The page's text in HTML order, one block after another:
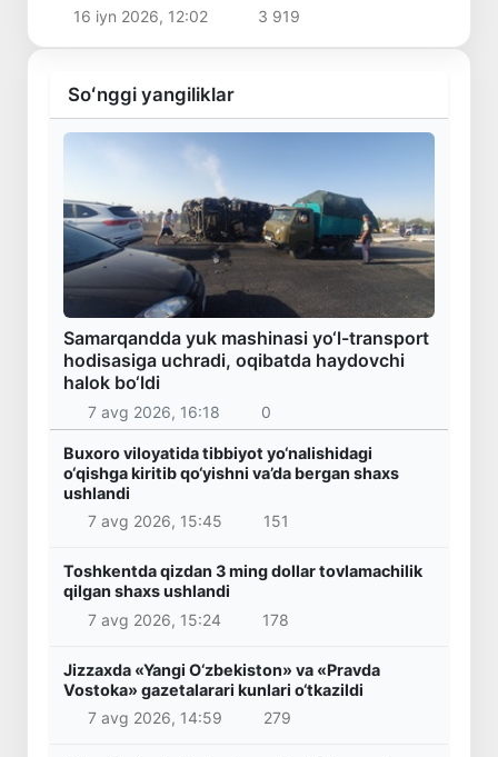
16 iyn 2026, 12:02 3 919
Soʻnggi yangiliklar
Samarqandda yuk mashinasi yo‘l-transport
hodisasiga uchradi, oqibatda haydovchi
halok bo‘ldi
7 avg 2026, 16:18 0
Buxoro viloyatida tibbiyot yo‘nalishidagi
o‘qishga kiritib qo‘yishni va’da bergan shaxs
ushlandi
7 avg 2026, 15:45
151
Toshkentda qizdan 3 ming dollar tovlamachilik
qilgan shaxs ushlandi
7 avg 2026, 15:24
178
Jizzaxda «Yangi O‘zbekiston» va «Pravda
Vostoka» gazetalarari kunlari o‘tkazildi
7 avg 2026, 14:59
279